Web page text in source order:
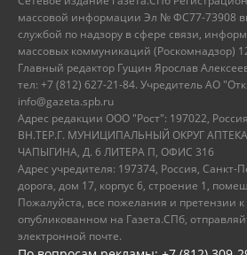
массовой информации Эл № ФС77-73908
службой по надзору в сфере связи,
массовых коммуникаций (Роскомнадзор)
Главный редактор Гущин Ярослав
тел: +7 (812) 627-21-84. Учредитель АО
info@gazeta.spb.ru
Адрес редакции ООО "Рост": 197022,
ВН.ТЕР.Г. МУНИЦИПАЛЬНЫЙ ОКРУГ
ЧАПЫГИНА, Д. 6 ЛИТЕРА П, ОФИС 316
Адрес учредителя: 197374, Россия, Санкт-
дорога, дом 17, корпус 6, строение 1,
Пожалуйста, все пожелания и претензии к
опубликованном на Газета.СПб,
электронной почте.